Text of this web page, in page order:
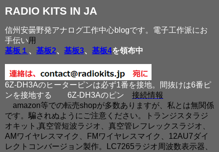
RADIO KITS IN JA
信州安曇野発アナログ工作中心blogです。電子工作派にお
手伝い用
基板１ 、 基板2、 基板3、 基板4を領布中
6Z-DH3Aのヒーターピンは必ず1番を接地。間抜けは6番ピ
ンを接地する
6Z-DH3Aのピン 接続情報
amazon等での転売shopが多数ありますが、私とは無関係
です。騙されぬようにご注意ください。トランジスタラジ
オキット,真空管短波ラジオ、真空管レフレックスラジオ、
AMワイヤレスマイク、FMワイヤレスマイク、12AU7ダイ
レクトコンバージョン製作。LC7265ラジオ周波数表示器、